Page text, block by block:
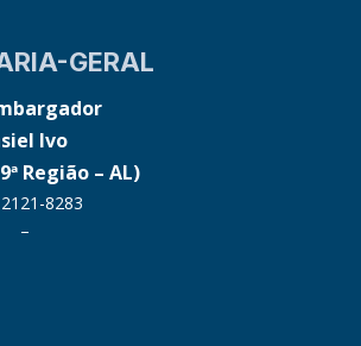
GERAL
Ivo
Região – AL)
8283
–